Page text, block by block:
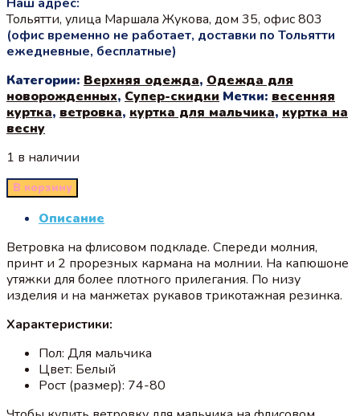
Тольятти, улица Маршала Жукова, дом 35, офис 803
(офис временно не работает, доставки по Тольятти
ежедневные, бесплатные)
Категории: Верхняя одежда, Одежда для
новорожденных, Супер-скидки Метки: весенняя
куртка, ветровка, куртка для мальчика, куртка на
весну
1 в наличии
В корзину
Описание
Ветровка на флисовом подкладе. Спереди молния,
принт и 2 прорезных кармана на молнии. На капюшоне
утяжки для более плотного прилегания. По низу
изделия и на манжетах рукавов трикотажная резинка.
Характеристики:
Пол: Для мальчика
Цвет: Белый
Рост (размер): 74-80